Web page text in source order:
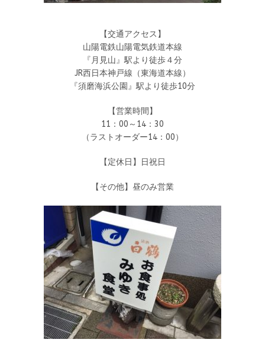
【交通アクセス】
山陽電鉄山陽電気鉄道本線
『月見山』駅より徒歩４分
JR西日本神戸線（東海道本線）
『須磨海浜公園』駅より徒歩10分
【営業時間】
11：00～14：30
（ラストオーダー14：00）
【定休日】日祝日
【その他】昼のみ営業